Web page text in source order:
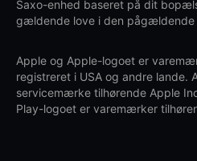
Saxo-enhed baseret på dit
gældende love i den pågældende
Apple og Apple-logoet er
registreret i USA og andre lande.
servicemærke tilhørende Apple
Play-logoet er varemærker